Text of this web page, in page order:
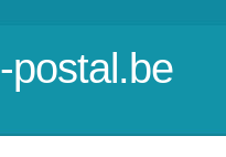
postal.be